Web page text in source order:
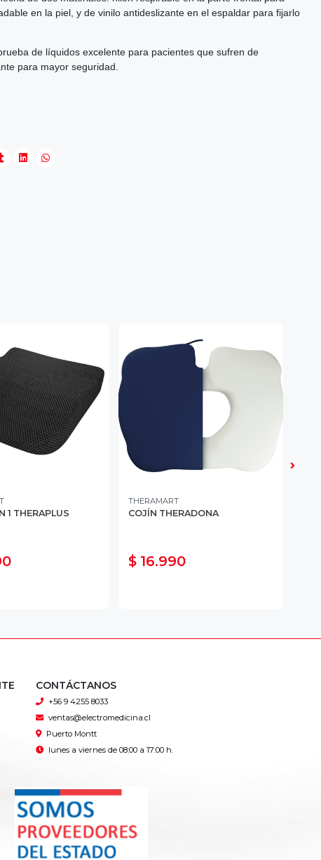
en la piel, y de vinilo antideslizante en el espaldar para fijarlo
de líquidos excelente para pacientes que sufren de
para mayor seguridad.
1 THERAPLUS
THERAMART
COJÍN THERADONA
$ 16.990
CONTÁCTANOS
+56 9 4255 8033
ventas@electromedicina.cl
Puerto Montt
lunes a viernes de 08:00 a 17:00 h.